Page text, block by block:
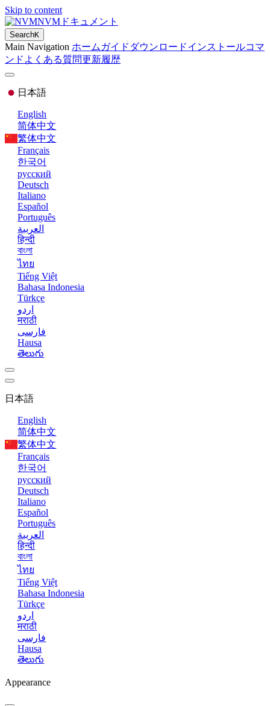
Skip to content
NVMドキュメント
SearchK
Main Navigation ホーム ガイド ダウンロードインストールコマ
ンド よくある質問更新履歴
日本語
English
简体中文
繁体中文
Français
한국어
русский
Deutsch
Italiano
Español
Português
العربية
हिन्दी
বাংলা
ไทย
Tiếng Việt
Bahasa Indonesia
Türkçe
اردو
मराठी
فارسی
Hausa
తెలుగు
日本語
English
简体中文
繁体中文
Français
한국어
русский
Deutsch
Italiano
Español
Português
العربية
हिन्दी
বাংলা
ไทย
Tiếng Việt
Bahasa Indonesia
Türkçe
اردو
मराठी
فارسی
Hausa
తెలుగు
Appearance